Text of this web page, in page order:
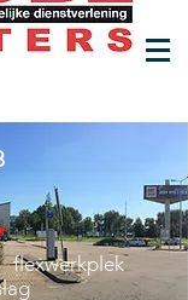
flexwerkplek